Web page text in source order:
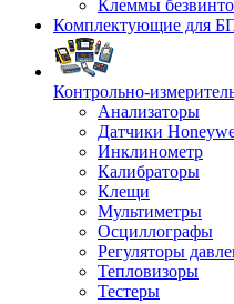
Клеммы
Комплектующие для
Контрольно-
Анализаторы
Датчики
Инклинометр
Калибраторы
Клещи
Мультиметры
Осциллографы
Регуляторы
Тепловизоры
Тестеры